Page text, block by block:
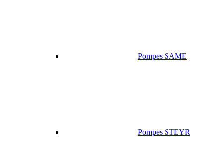
Pompes SAME
Pompes STEYR